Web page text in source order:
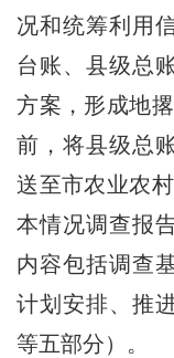
况和统筹利用
台账、县级总
方案，形成地
前，将县级总
送至市农业农村
本情况调查报
内容包括调查
计划安排、推
等五部分）。